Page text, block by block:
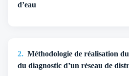
d’eau
2. Méthodologie de réalisation
du diagnostic d’un réseau de